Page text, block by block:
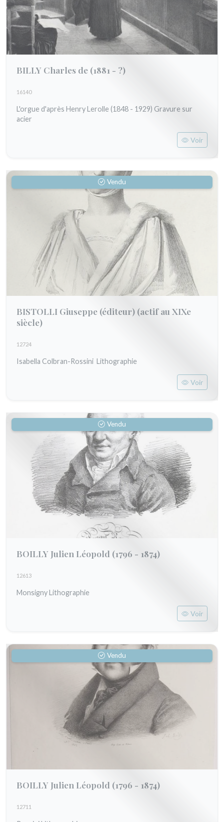
BILLY Charles de (1881 - ?)
16140
L'orgue d'après Henry Lerolle (1848 - 1929) Gravure sur
acier
Voir
Vendu
BISTOLLI Giuseppe (éditeur) (actif au XIXe
siècle)
12724
Isabella Colbran-Rossini Lithographie
Voir
Vendu
BOILLY Julien Léopold (1796 - 1874)
12613
Monsigny Lithographie
Voir
Vendu
BOILLY Julien Léopold (1796 - 1874)
12711